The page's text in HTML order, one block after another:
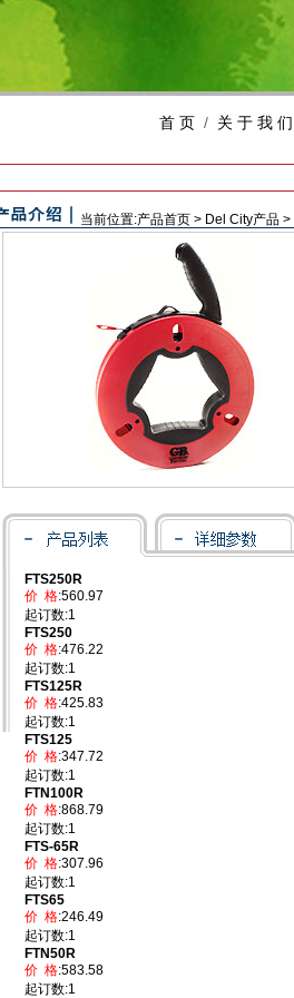
首 页 / 关 于 我 们
当前位置:产品首页 > Del City产品 >
FTS250R
价 格:560.97
起订数:1
FTS250
价 格:476.22
起订数:1
FTS125R
价 格:425.83
起订数:1
FTS125
价 格:347.72
起订数:1
FTN100R
价 格:868.79
起订数:1
FTS-65R
价 格:307.96
起订数:1
FTS65
价 格:246.49
起订数:1
FTN50R
价 格:583.58
起订数:1